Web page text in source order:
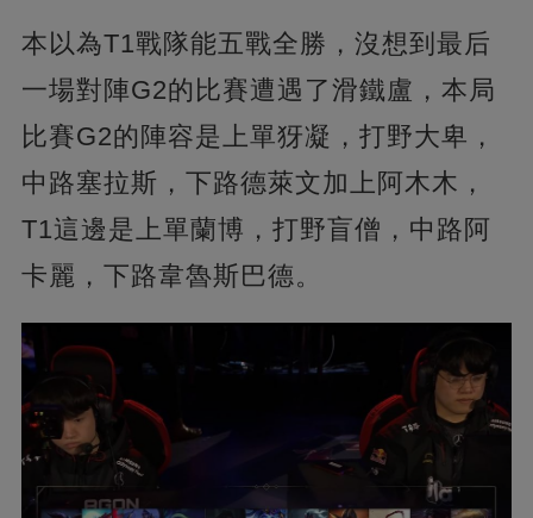
本以為T1戰隊能五戰全勝，沒想到最后
一場對陣G2的比賽遭遇了滑鐵盧，本局
比賽G2的陣容是上單犽凝，打野大卑，
中路塞拉斯，下路德萊文加上阿木木，
T1這邊是上單蘭博，打野盲僧，中路阿
卡麗，下路韋魯斯巴德。